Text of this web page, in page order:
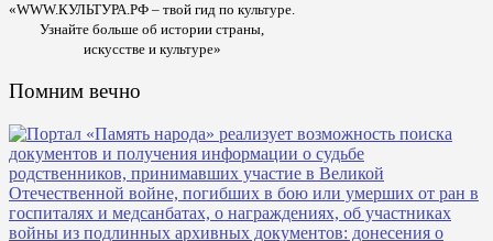
«WWW.КУЛЬТУРА.РФ – твой гид по культуре.
Узнайте больше об истории страны,
искусстве и культуре»
Помним вечно